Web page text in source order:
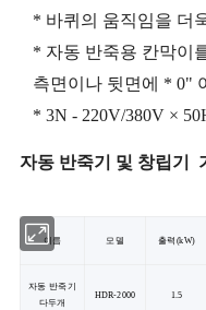
* 바퀴의 움직임을 더
* 자동 반죽용 칸막이
측면이나 뒷면에 * 0"
* 3N - 220V/380V ×
자동 반죽기 및 창립기
이름 모델 출력(kW)
자동 반죽기
다두개
HDR-2000 1.5